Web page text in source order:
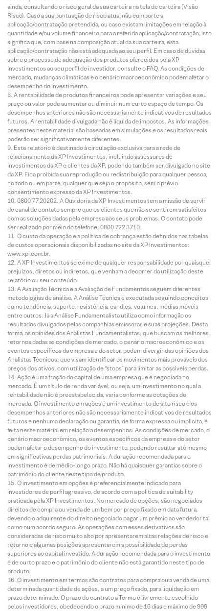
ainda, consultando o risco geral da sua carteira na tela de carteira (Visão
Risco). Caso a sua pontuação de risco atual não comporte a
aplicação/contratação pretendida, ou caso existam limitações em relação à
quantidade e/ou volume financeiro para a referida aplicação/contratação, isto
significa que, com base na composição atual da sua carteira, esta
aplicação/contratação não está adequada ao seu perfil. Em caso de dúvidas
sobre o processo de adequação dos produtos oferecidos pela XP
Investimentos ao seu perfil de investidor, consulte o FAQ. As condições de
mercado, mudanças climáticas e o cenário macroeconômico podem afetar o
desempenho do investimento.
A rentabilidade de produtos financeiros pode apresentar variações e seu
preço ou valor pode aumentar ou diminuir num curto espaço de tempo. Os
desempenhos anteriores não são necessariamente indicativos de resultados
futuros. A rentabilidade divulgada não é líquida de impostos. As informações
presentes neste material são baseadas em simulações e os resultados reais
poderão ser significativamente diferentes.
Este relatório é destinado à circulação exclusiva para a rede de
relacionamento da XP Investimentos, incluindo assessores de
investimentos da XP e clientes da XP, podendo também ser divulgado no site
da XP. Fica proibida sua reprodução ou redistribuição para qualquer pessoa,
no todo ou em parte, qualquer que seja o propósito, sem o prévio
consentimento expresso da XP Investimentos.
0800 77 20202. A Ouvidoria da XP Investimentos tem a missão de servir
de canal de contato sempre que os clientes que não se sentirem satisfeitos
com as soluções dadas pela empresa aos seus problemas. O contato pode
ser realizado por meio do telefone: 0800 722 3710.
O custo da operação e a política de cobrança estão definidos nas tabelas
de custos operacionais disponibilizadas no site da XP Investimentos:
www.xpi.com.br.
A XP Investimentos se exime de qualquer responsabilidade por quaisquer
prejuízos, diretos ou indiretos, que venham a decorrer da utilização deste
relatório ou seu conteúdo.
A Avaliação Técnica e a Avaliação de Fundamentos seguem diferentes
metodologias de análise. A Análise Técnica é executada seguindo conceitos
como tendência, suporte, resistência, candles, volumes, médias móveis
entre outros. Já a Análise Fundamentalista utiliza como informação os
resultados divulgados pelas companhias emissoras e suas projeções. Desta
forma, as opiniões dos Analistas Fundamentalistas, que buscam os melhores
retornos dadas as condições de mercado, o cenário macroeconômico e os
eventos específicos da empresa e do setor, podem divergir das opiniões dos
Analistas Técnicos, que visam identificar os movimentos mais prováveis dos
preços dos ativos, com utilização de “stops” para limitar as possíveis perdas.
Ação é uma fração do capital de uma empresa que é negociada no
mercado. É um título de renda variável, ou seja, um investimento no qual a
rentabilidade não é preestabelecida, varia conforme as cotações de
mercado. O investimento em ações é um investimento de alto risco e os
desempenhos anteriores não são necessariamente indicativos de resultados
futuros e nenhuma declaração ou garantia, de forma expressa ou implícita, é
feita neste material em relação a desempenhos. As condições de mercado, o
cenário macroeconômico, os eventos específicos da empresa e do setor
podem afetar o desempenho do investimento, podendo resultar até mesmo
em significativas perdas patrimoniais. A duração recomendada para o
investimento é de médio-longo prazo. Não há quaisquer garantias sobre o
patrimônio do cliente neste tipo de produto.
O investimento em opções é preferencialmente indicado para
investidores de perfil agressivo, de acordo com a política de suitability
praticada pela XP Investimentos. No mercado de opções, são negociados
direitos de compra ou venda de um bem por preço fixado em data futura,
devendo o adquirente do direito negociado pagar um prêmio ao vendedor tal
como num acordo seguro. As operações com esses derivativos são
consideradas de risco muito alto por apresentarem altas relações de risco e
retorno e algumas posições apresentarem a possibilidade de perdas
superiores ao capital investido. A duração recomendada para o investimento
é de curto prazo e o patrimônio do cliente não está garantido neste tipo de
produto.
O investimento em termos são contratos para compra ou a venda de uma
determinada quantidade de ações, a um preço fixado, para liquidação em
prazo determinado. O prazo do contrato a Termo é livremente escolhido
pelos investidores, obedecendo o prazo mínimo de 16 dias e máximo de 999